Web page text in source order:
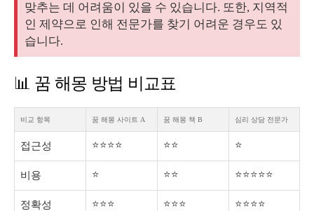
맞추는 데 어려움이 있을 수 있습니다. 또한, 지역적
인 제약으로 인해 전문가를 찾기 어려운 경우도 있
습니다.
📊 꿈 해몽 방법 비교표
비교 항목 꿈 해몽 사이트 A 꿈 해몽 책 B 심리 상담 전문가
접근성 ⭐⭐⭐⭐ ⭐⭐ ⭐
비용 ⭐ ⭐⭐ ⭐⭐⭐⭐⭐
정확성 ⭐⭐⭐ ⭐⭐⭐ ⭐⭐⭐⭐